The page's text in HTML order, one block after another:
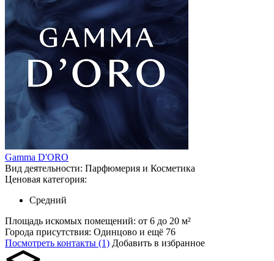
Gamma D'ORO
Вид деятельности: Парфюмерия и Косметика
Ценовая категория:
Средний
Площадь искомых помещений: от 6 до 20 м²
Города присутствия: Одинцово и ещё 76
Посмотреть контакты (1) Добавить в избранное